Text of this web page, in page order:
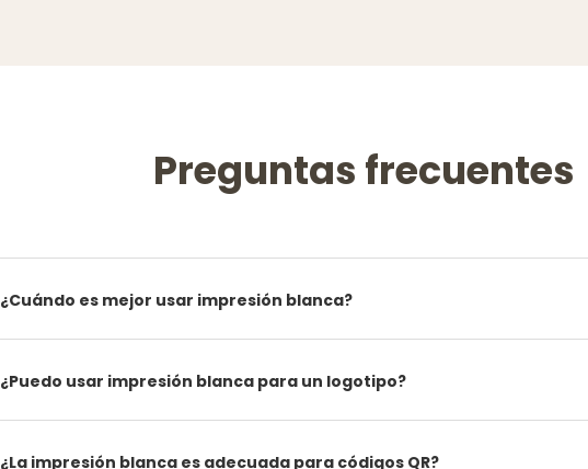
Preguntas frecuentes
¿Cuándo es mejor usar impresión blanca?
¿Puedo usar impresión blanca para un logotipo?
¿La impresión blanca es adecuada para códigos QR?